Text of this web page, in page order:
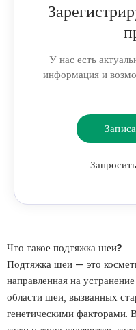
У нас есть
информация и
Что такое подтяжка шеи?
Подтяжка шеи — это
направленная на
области шеи, вызванных
генетическими факторами.